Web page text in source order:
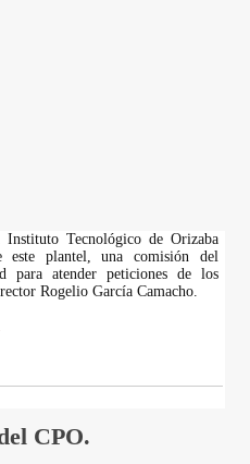
Instituto Tecnológico de Orizaba
este plantel, una comisión del
para atender peticiones de los
Rogelio García Camacho.
CPO.